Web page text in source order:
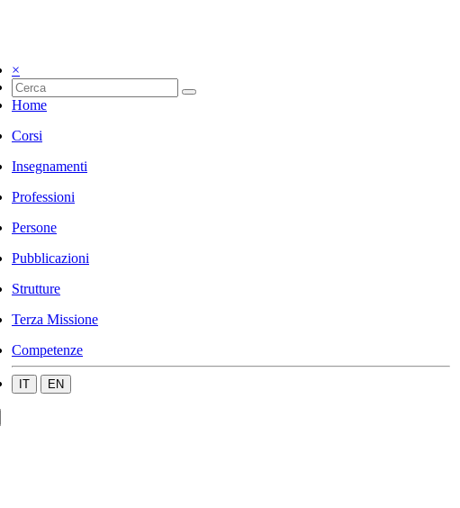
×
Home
Corsi
Insegnamenti
Professioni
Persone
Pubblicazioni
Strutture
Terza Missione
Competenze
IT EN